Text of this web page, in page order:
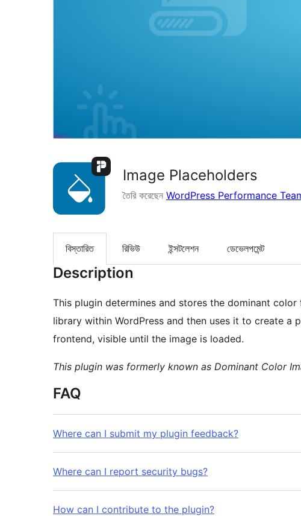
Image Placeholders
তৈরি করেছেন WordPress Performance
বিস্তারিত রিভিউ ইন্সটলেশন ডেভেলপমেন্ট
Description
This plugin determines and stores the dominant
library within WordPress and then uses it to create
frontend, visible until the image is loaded.
This plugin was formerly known as Dominant Color
FAQ
Where can I submit my plugin feedback?
Where can I report security bugs?
How can I contribute to the plugin?